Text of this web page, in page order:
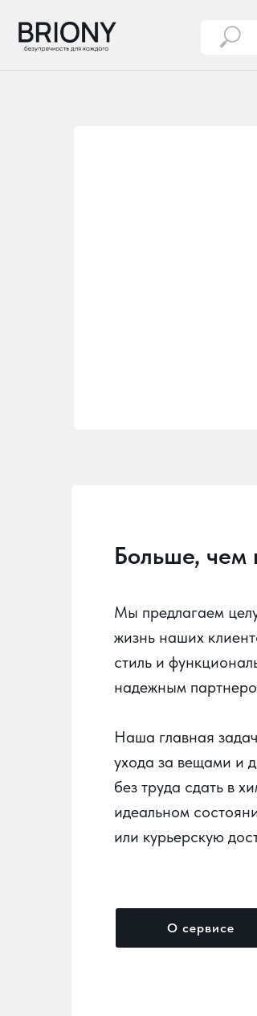
Больше, чем
Мы предлагаем
жизнь наших
стиль и
надежным
Наша главная
ухода за вещами и
без труда сдать в
идеальном
или курьерскую
О сервисе